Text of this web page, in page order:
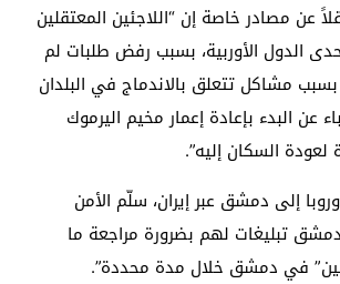
عن مصادر خاصة إن “اللاجئين المعتقلين
الدول الأوربية، بسبب رفض طلبات لم
مشاكل تتعلق بالاندماج في البلدان
عن البدء بإعادة إعمار مخيم اليرموك
السكان إليه”.
إلى دمشق عبر إيران، سلّم الأمن
تبليغات لهم بضرورة مراجعة ما
في دمشق خلال مدة محددة”.